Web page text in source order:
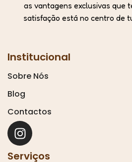
as vantagens exclusivas que
satisfação está no centro de
Institucional
Sobre Nós
Blog
Contactos
Serviços